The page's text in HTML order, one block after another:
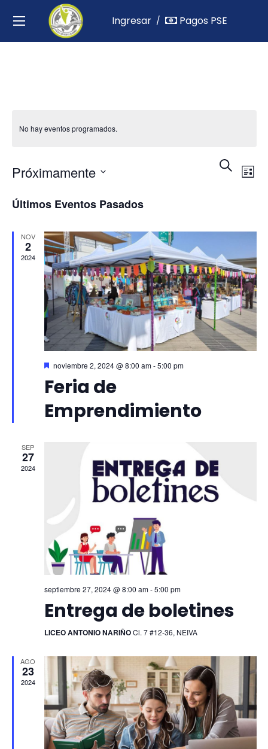
Ingresar/ Pagos PSE
No hay eventos programados.
y
de
Buscar
Lista
Próximamente
Seleccionar
fecha.
Últimos Eventos Pasados
NOV
2
2024
Destacado
noviembre 2, 2024 @ 8:00 am-5:00 pm
Feria de
Emprendimiento
SEP
27
2024
septiembre 27, 2024 @ 8:00 am-5:00 pm
Entrega de boletines
LICEO ANTONIO NARIÑOCl. 7 #12-36, NEIVA
AGO
23
2024